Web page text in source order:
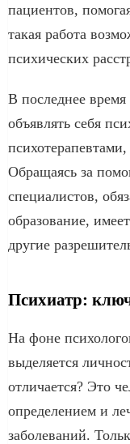
пациентов,
такая работа
психических
В последнее
объявлять себя
Обращаясь за
специалистов,
образование,
другие
Психиатр:
На фоне
выделяется
отличается? Это
определением и
заболеваний.